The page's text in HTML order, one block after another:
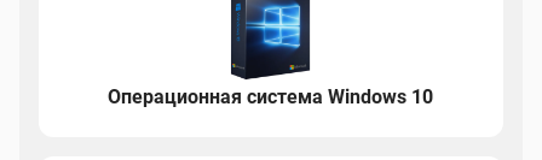
Операционная система Windows 10